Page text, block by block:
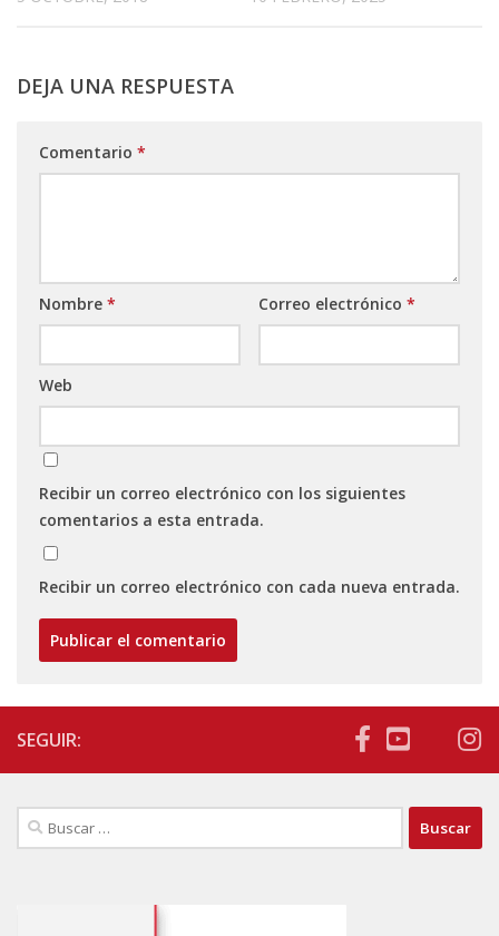
DEJA UNA RESPUESTA
Comentario *
Nombre * Correo electrónico *
Web
Recibir un correo electrónico con los siguientes
comentarios a esta entrada.
Recibir un correo electrónico con cada nueva entrada.
SEGUIR:
Buscar: